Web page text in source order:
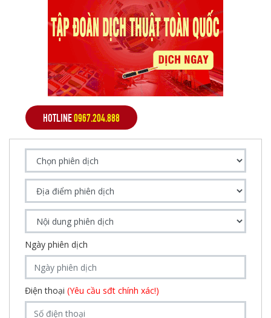
HOTLINE0967.204.888
Ngày phiên dịch
Điện thoại (Yêu cầu sđt chính xác!)